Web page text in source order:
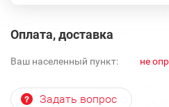
Оплата, доставка
Ваш населенный пункт: не
Задать вопрос